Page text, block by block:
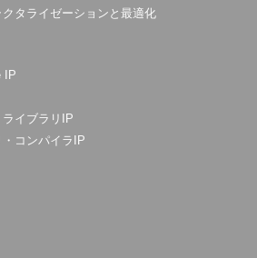
タライゼーションと最適化
IP
イブラリIP
コンパイラIP